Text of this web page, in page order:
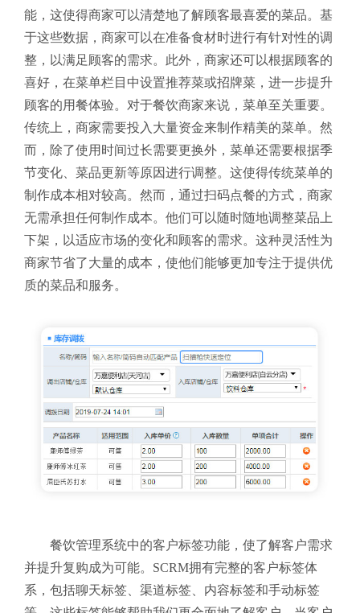
能，这使得商家可以清楚地了解顾客最喜爱的菜品。基
于这些数据，商家可以在准备食材时进行有针对性的调
整，以满足顾客的需求。此外，商家还可以根据顾客的
喜好，在菜单栏目中设置推荐菜或招牌菜，进一步提升
顾客的用餐体验。 对于餐饮商家来说，菜单至关重要。
传统上，商家需要投入大量资金来制作精美的菜单。然
而，除了使用时间过长需要更换外，菜单还需要根据季
节变化、菜品更新等原因进行调整。这使得传统菜单的
制作成本相对较高。然而，通过扫码点餐的方式，商家
无需承担任何制作成本。他们可以随时随地调整菜品上
下架，以适应市场的变化和顾客的需求。这种灵活性为
商家节省了大量的成本，使他们能够更加专注于提供优
质的菜品和服务。
餐饮管理系统中的客户标签功能，使了解客户需求
并提升复购成为可能。SCRM拥有完整的客户标签体
系，包括聊天标签、渠道标签、内容标签和手动标签